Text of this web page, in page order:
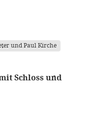
und Paul Kirche
Schloss und